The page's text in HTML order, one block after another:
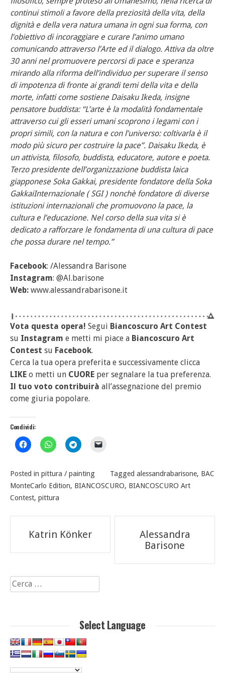
continui stimoli a favore della preziosità della vita, della
dignità e della vera natura umana in ogni sua forma, con
l’obiettivo di incoraggiare e curare l’animo umano
comunicando attraverso l’Arte ed il dialogo. Attiva da oltre
30 anni nel promuovere percorsi di pace e speranza
mirando alla riforma dell’individuo per superare il senso
di impotenza di fronte ai grandi temi della vita e della
morte, infatti come sostiene Daisaku Ikeda, insigne
pensatore buddista: “L’arte è la modalità fondamentale
attraverso cui gli esseri umani scoprono i legami con i
propri simili, con la natura e con l’universo: coltivarla è il
modo più sicuro per costruire la pace”. Daisaku Ikeda, è
un attivista, filosofo, buddista, educatore, autore e poeta.
Terzo presidente dell’organizzazione buddista laica
giapponese Soka Gakkai, presidente fondatore della Soka
GakkaiInternazionale ( SGI ) nonchè fondatore di diverse
istituzioni internazionali che promuovono la pace, la
cultura e l’educazione. Nel corso della sua vita si è
dedicato a rafforzare le fondamenta di una cultura di pace
che possa durare nel tempo.”
Facebook: /Alessandra Barisone
Instagram: @Al.barisone
Web: www.alessandrabarisone.it
Vota questa opera! Segui Biancoscuro Art Contest
su Instagram e metti mi piace a Biancoscuro Art
Contest su Facebook.
Cerca la tua opera preferita e successivamente clicca
LIKE o metti un CUORE per segnalare la tua preferenza.
Il tuo voto contribuirà all’assegnazione del premio
come giuria popolare.
Condividi:
Posted in pittura / painting Tagged alessandrabarisone, BAC
MonteCarlo Edition, BIANCOSCURO, BIANCOSCURO Art
Contest, pittura
Navigazione
articoli
Katrin Könker
Alessandra
Barisone
Ricerca
per:
Select Language